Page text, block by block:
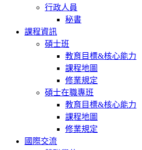
行政人員
秘書
課程資訊
碩士班
教育目標&核心能力
課程地圖
修業規定
碩士在職專班
教育目標&核心能力
課程地圖
修業規定
國際交流